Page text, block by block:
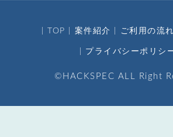
TOP 案件紹介 ご利用の流れ
プライバシーポリシ
©HACKSPEC ALL Right